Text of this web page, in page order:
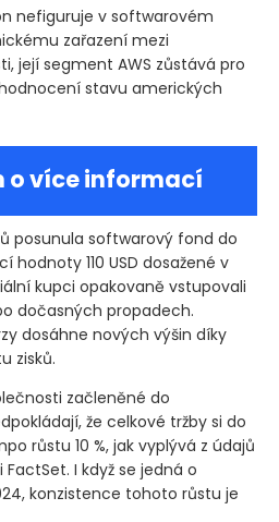
nefiguruje v softwarovém
zařazení mezi
její segment AWS zůstává pro
stavu amerických
o více informací
posunula softwarový fond do
hodnoty 110 USD dosažené v
kupci opakovaně vstupovali
dočasných propadech.
dosáhne nových výšin díky
zisků.
začleněné do
že celkové tržby si do
růstu 10 %, jak vyplývá z údajů
I když se jedná o
konzistence tohoto růstu je